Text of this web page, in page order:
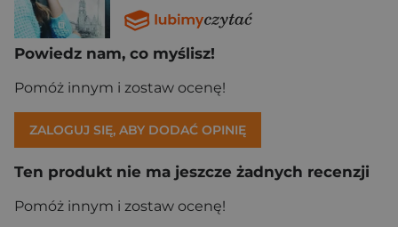
Powiedz nam, co myślisz!
Pomóż innym i zostaw ocenę!
ZALOGUJ SIĘ, ABY DODAĆ OPINIĘ
Ten produkt nie ma jeszcze żadnych recenzji
Pomóż innym i zostaw ocenę!